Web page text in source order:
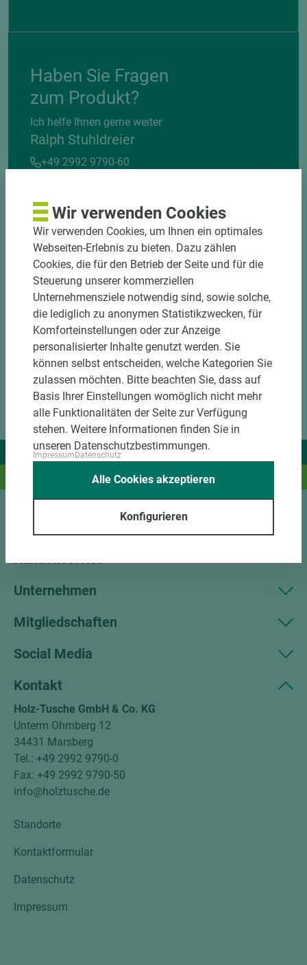
Haben Sie Fragen
zum Produkt?
Ich helfe Ihnen gerne weiter
Ralph Stuhldreier
+49 2992 9790-60
Wir liefern Ideen.
Und das passende Holz dazu.
Kundenservice
Unternehmen
Mitgliedschaften
Social Media
Kontakt
Holz-Tusche GmbH & Co. KG
Unterm Ohmberg 12
34431 Marsberg
Tel.: +49 2992 9790-0
Fax: +49 2992 9790-50
info@holztusche.de
Standorte
Kontaktformular
Datenschutz
Impressum
Wir verwenden Cookies
Wir verwenden Cookies, um Ihnen ein optimales
Webseiten-Erlebnis zu bieten. Dazu zählen
Cookies, die für den Betrieb der Seite und für die
Steuerung unserer kommerziellen
Unternehmensziele notwendig sind, sowie solche,
die lediglich zu anonymen Statistikzwecken, für
Komforteinstellungen oder zur Anzeige
personalisierter Inhalte genutzt werden. Sie
können selbst entscheiden, welche Kategorien Sie
zulassen möchten. Bitte beachten Sie, dass auf
Basis Ihrer Einstellungen womöglich nicht mehr
alle Funktionalitäten der Seite zur Verfügung
stehen. Weitere Informationen finden Sie in
unseren Datenschutzbestimmungen.
ImpressumDatenschutz
Konfigurieren
Alle Cookies akzeptieren